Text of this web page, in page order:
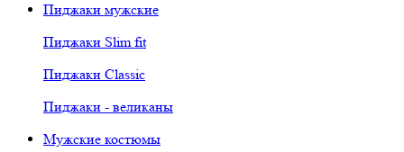
Пиджаки мужские
Пиджаки Slim fit
Пиджаки Classic
Пиджаки - великаны
Мужские костюмы